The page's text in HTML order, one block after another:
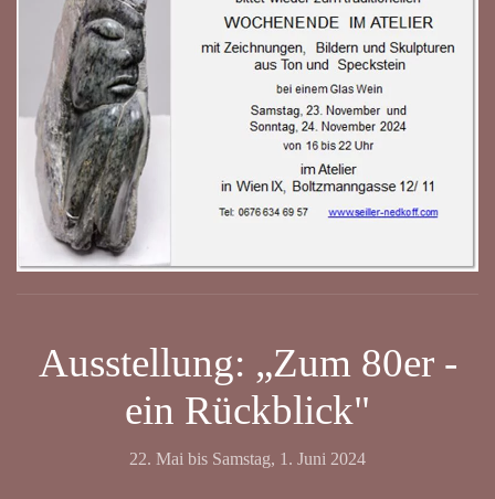
Ausstellung: „Zum 80er -
ein Rückblick"
22. Mai bis Samstag, 1. Juni 2024